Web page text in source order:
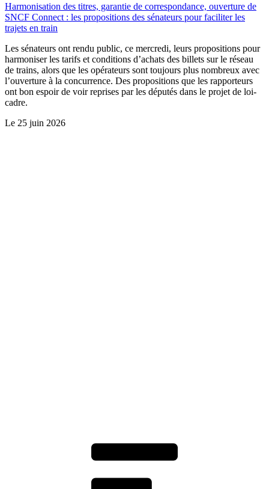
Harmonisation des titres, garantie de correspondance, ouverture de
SNCF Connect : les propositions des sénateurs pour faciliter les
trajets en train
Les sénateurs ont rendu public, ce mercredi, leurs propositions pour
harmoniser les tarifs et conditions d’achats des billets sur le réseau
de trains, alors que les opérateurs sont toujours plus nombreux avec
l’ouverture à la concurrence. Des propositions que les rapporteurs
ont bon espoir de voir reprises par les députés dans le projet de loi-
cadre.
Le 25 juin 2026